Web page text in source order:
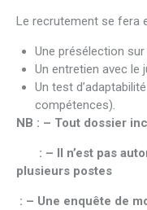
Le recrutement se fera
Une présélection
Un entretien avec le
Un test
compétences).
NB : – Tout dossier
: – Il n’est pas
plusieurs postes
: – Une enquête de